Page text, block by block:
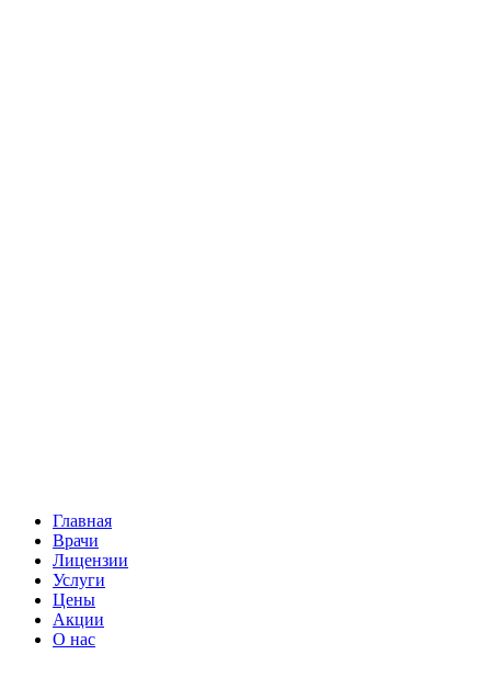
Главная
Врачи
Лицензии
Услуги
Цены
Акции
О нас